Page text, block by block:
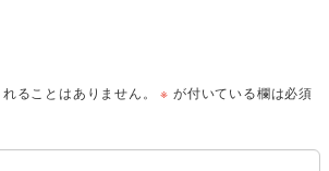
ることはありません。 ※ が付いている欄は必須